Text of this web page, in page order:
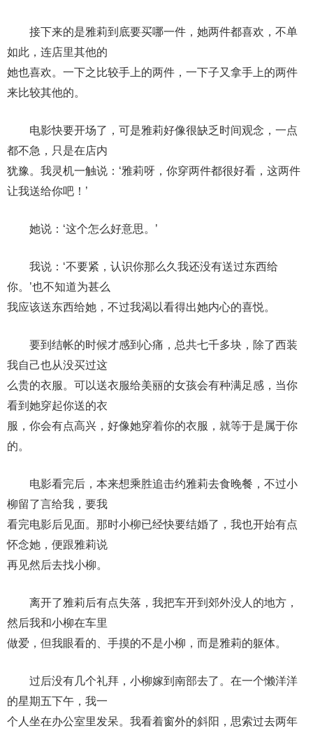
接下来的是雅莉到底要买哪一件，她两件都喜欢，不单
如此，连店里其他的
她也喜欢。一下之比较手上的两件，一下子又拿手上的两件
来比较其他的。
电影快要开场了，可是雅莉好像很缺乏时间观念，一点
都不急，只是在店内
犹豫。我灵机一触说：‘雅莉呀，你穿两件都很好看，这两件
让我送给你吧！’
她说：‘这个怎么好意思。’
我说：‘不要紧，认识你那么久我还没有送过东西给
你。’也不知道为甚么
我应该送东西给她，不过我渴以看得出她内心的喜悦。
要到结帐的时候才感到心痛，总共七千多块，除了西装
我自己也从没买过这
么贵的衣服。可以送衣服给美丽的女孩会有种满足感，当你
看到她穿起你送的衣
服，你会有点高兴，好像她穿着你的衣服，就等于是属于你
的。
电影看完后，本来想乘胜追击约雅莉去食晚餐，不过小
柳留了言给我，要我
看完电影后见面。那时小柳已经快要结婚了，我也开始有点
怀念她，便跟雅莉说
再见然后去找小柳。
离开了雅莉后有点失落，我把车开到郊外没人的地方，
然后我和小柳在车里
做爱，但我眼看的、手摸的不是小柳，而是雅莉的躯体。
过后没有几个礼拜，小柳嫁到南部去了。在一个懒洋洋
的星期五下午，我一
个人坐在办公室里发呆。我看着窗外的斜阳，思索过去两年